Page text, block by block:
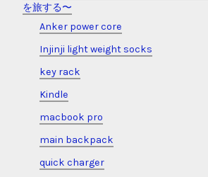
を旅する〜
Anker power core
Injinji light weight socks
key rack
Kindle
macbook pro
main backpack
quick charger